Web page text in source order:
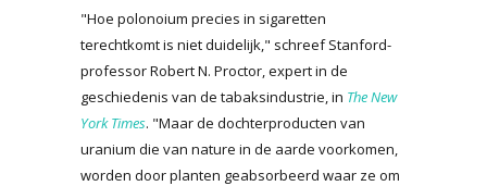
"Hoe polonoium precies in sigaretten
terechtkomt is niet duidelijk," schreef Stanford-
professor Robert N. Proctor, expert in de
geschiedenis van de tabaksindustrie, in The New
York Times. "Maar de dochterproducten van
uranium die van nature in de aarde voorkomen,
worden door planten geabsorbeerd waar ze om